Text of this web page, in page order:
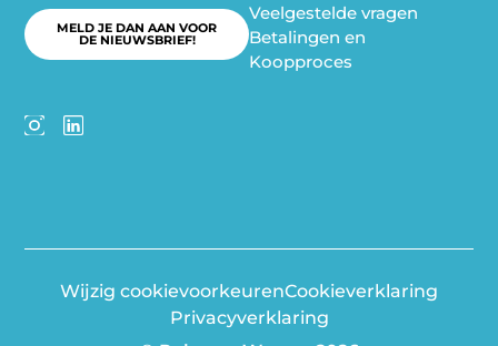
Veelgestelde vragen
Betalingen en
Koopproces
MELD JE DAN AAN VOOR
DE NIEUWSBRIEF!
Wijzig cookievoorkeurenCookieverklaring
Privacyverklaring